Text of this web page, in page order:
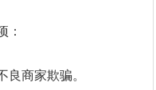
：
良商家欺骗。